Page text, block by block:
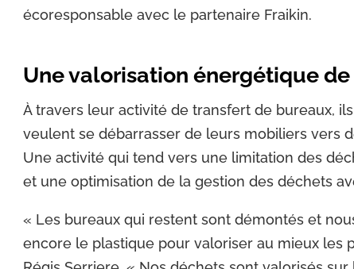
écoresponsable avec le partenaire Fraikin.
Une valorisation énergétique de
À travers leur activité de transfert de bureaux,
veulent se débarrasser de leurs mobiliers vers
Une activité qui tend vers une limitation des
et une optimisation de la gestion des déchets
« Les bureaux qui restent sont démontés et
encore le plastique pour valoriser au mieux les